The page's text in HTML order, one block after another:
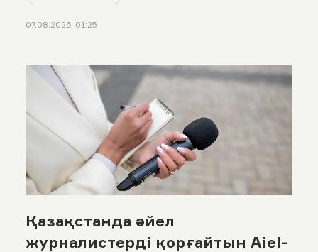
07.08.2026, 01:25
Қазақстанда әйел
журналистерді қорғайтын Aiel-